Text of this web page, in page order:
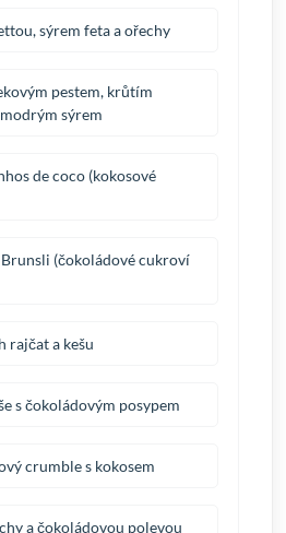
sýrem feta a ořechy
pestem, krůtím
sýrem
de coco (kokosové
Brunsli (čokoládové cukroví
rajčat a kešu
s čokoládovým posypem
crumble s kokosem
a čokoládovou polevou